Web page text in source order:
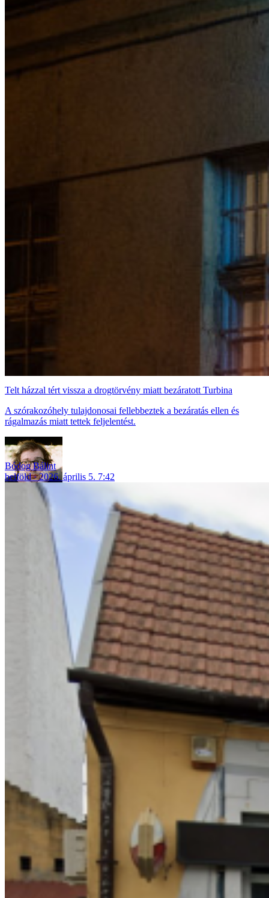
Telt házzal tért vissza a drogtörvény miatt bezáratott Turbina
A szórakozóhely tulajdonosai fellebbeztek a bezáratás ellen és
rágalmazás miatt tettek feljelentést.
Bódog Bálint
belföld
2026. április 5. 7:42